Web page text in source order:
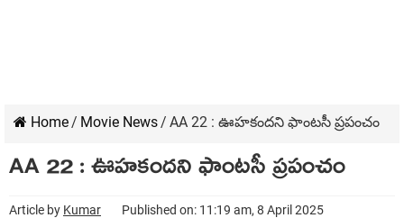
Home/ Movie News/ AA 22 : ఊహకందని ఫాంటసీ ప్రపంచం
AA 22 : ఊహకందని ఫాంటసీ ప్రపంచం
Article by Kumar Published on: 11:19 am, 8 April 2025